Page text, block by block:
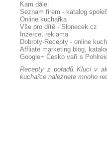
Kam dále:
Seznam firem - katalog
Online kuchařka
Vše pro dítě - Slonecek.cz
Inzerce, reklama
Dobroty-Recepty - online
Affliate marketing blog,
Google+ Česko vaří s
Recepty z pořadů Kluci v
kuchařce naleznete mnoho